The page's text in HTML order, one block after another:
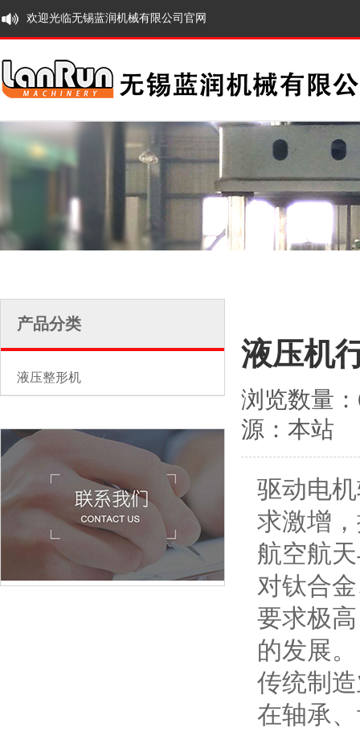
欢迎光临无锡蓝润机械有限公司官网
产品分类
液压整形机
液压机
浏览数量
源：本站
驱动电
求激增
航空航
对钛合
要求极
的发展。
传统制
在轴承